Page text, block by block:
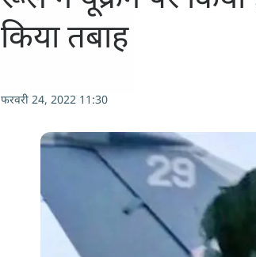
किया तबाह
फरवरी 24, 2022 11:30